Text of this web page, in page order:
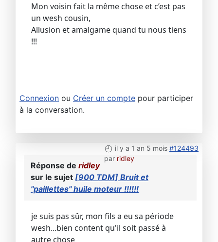
Mon voisin fait la même chose et c’est pas
un wesh cousin,
Allusion et amalgame quand tu nous tiens
!!!
Connexion ou Créer un compte pour participer
à la conversation.
il y a 1 an 5 mois #124493
par ridley
Réponse de ridley
sur le sujet [900 TDM] Bruit et
"paillettes" huile moteur !!!!!!
je suis pas sûr, mon fils a eu sa période
wesh...bien content qu'il soit passé à
autre chose